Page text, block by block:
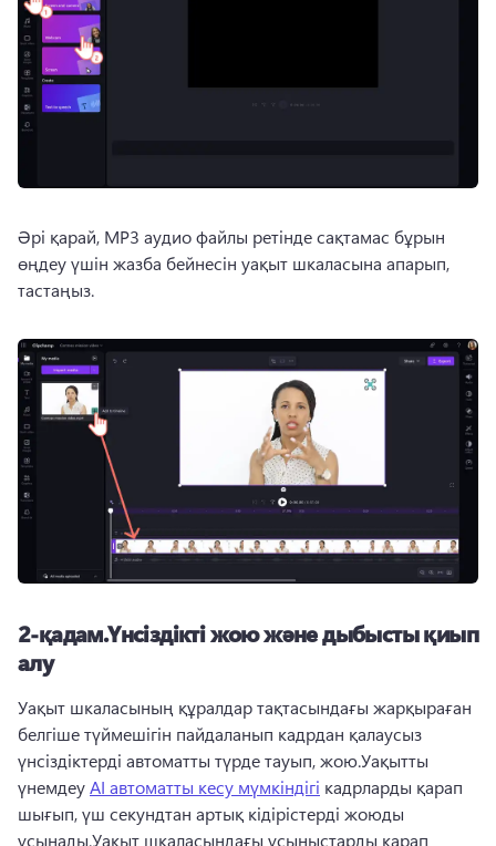
Әрі қарай, MP3 аудио файлы ретінде сақтамас бұрын
өңдеу үшін жазба бейнесін уақыт шкаласына апарып,
тастаңыз.
2-қадам.Үнсіздікті жою және дыбысты қиып
алу
Уақыт шкаласының құралдар тақтасындағы жарқыраған
белгіше түймешігін пайдаланып кадрдан қалаусыз
үнсіздіктерді автоматты түрде тауып, жою.Уақытты
үнемдеу AI автоматты кесу мүмкіндігі кадрларды қарап
шығып, үш секундтан артық кідірістерді жоюды
ұсынады.Уақыт шкаласындағы ұсыныстарды қарап